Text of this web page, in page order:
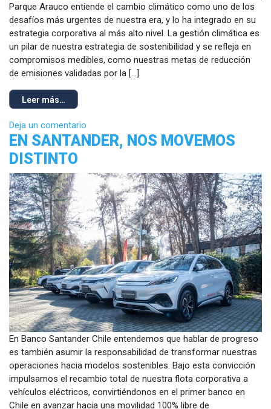
Parque Arauco entiende el cambio climático como uno de los
desafíos más urgentes de nuestra era, y lo ha integrado en su
estrategia corporativa al más alto nivel. La gestión climática es
un pilar de nuestra estrategia de sostenibilidad y se refleja en
compromisos medibles, como nuestras metas de reducción
de emisiones validadas por la […]
Leer más…
Deja un comentario
EN SANTANDER, NOS MOVEMOS
DISTINTO
En Banco Santander Chile entendemos que hablar de progreso
es también asumir la responsabilidad de transformar nuestras
operaciones hacia modelos sostenibles. Bajo esta convicción
impulsamos el recambio total de nuestra flota corporativa a
vehículos eléctricos, convirtiéndonos en el primer banco en
Chile en avanzar hacia una movilidad 100% libre de